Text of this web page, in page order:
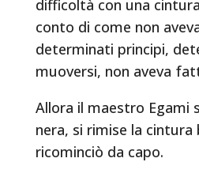
difficoltà con una
conto di come non
determinati principi,
muoversi, non aveva
Allora il maestro Egami
nera, si rimise la cintura
ricominciò da capo.